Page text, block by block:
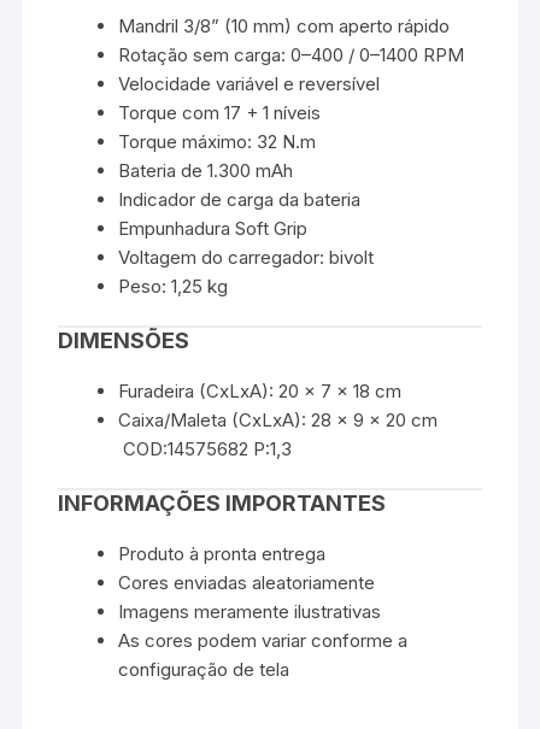
Mandril 3/8” (10 mm) com aperto rápido
Rotação sem carga: 0–400 / 0–1400 RPM
Velocidade variável e reversível
Torque com 17 + 1 níveis
Torque máximo: 32 N.m
Bateria de 1.300 mAh
Indicador de carga da bateria
Empunhadura Soft Grip
Voltagem do carregador: bivolt
Peso: 1,25 kg
DIMENSÕES
Furadeira (CxLxA): 20 x 7 x 18 cm
Caixa/Maleta (CxLxA): 28 x 9 x 20 cm
COD:14575682 P:1,3
INFORMAÇÕES IMPORTANTES
Produto à pronta entrega
Cores enviadas aleatoriamente
Imagens meramente ilustrativas
As cores podem variar conforme a
configuração de tela